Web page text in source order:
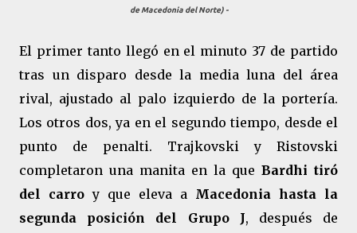
de Macedonia del Norte) -
El primer tanto llegó en el minuto 37 de partido
tras un disparo desde la media luna del área
rival, ajustado al palo izquierdo de la portería.
Los otros dos, ya en el segundo tiempo, desde el
punto de penalti. Trajkovski y Ristovski
completaron una manita en la que Bardhi tiró
del carro y que eleva a Macedonia hasta la
segunda posición del Grupo J, después de